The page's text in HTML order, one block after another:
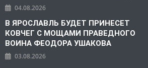
04.08.2026
В ЯРОСЛАВЛЬ БУДЕТ ПРИНЕСЕТ
КОВЧЕГ С МОЩАМИ ПРАВЕДНОГО
ВОИНА ФЕОДОРА УШАКОВА
03.08.2026